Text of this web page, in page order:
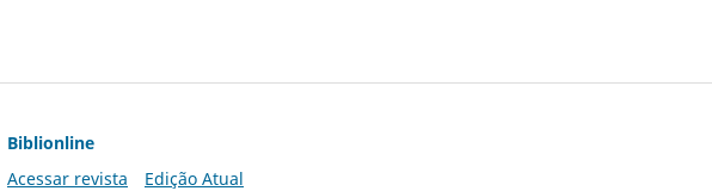
Biblionline
Acessar revista
Edição Atual